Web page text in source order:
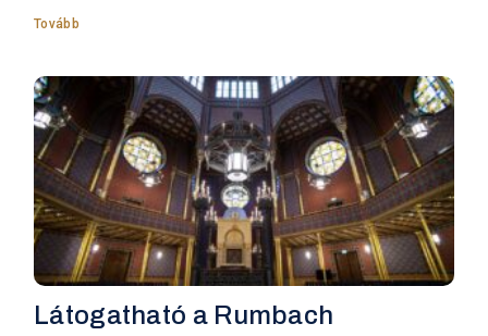
Tovább
Látogatható a Rumbach